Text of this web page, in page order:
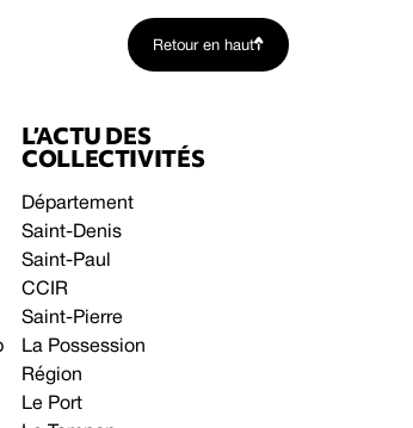
Retour en haut
L’ACTU DES
COLLECTIVITÉS
Département
Saint-Denis
Saint-Paul
CCIR
Saint-Pierre
La Possession
Région
Le Port